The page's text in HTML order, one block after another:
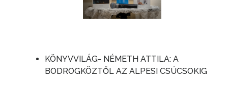
KÖNYVVILÁG- NÉMETH ATTILA: A
BODROGKÖZTŐL AZ ALPESI CSÚCSOKIG